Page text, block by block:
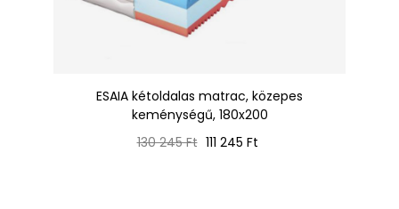
ESAIA kétoldalas matrac, közepes
keménységű, 180x200
Normál
130 245 Ft Ár
111 245 Ft